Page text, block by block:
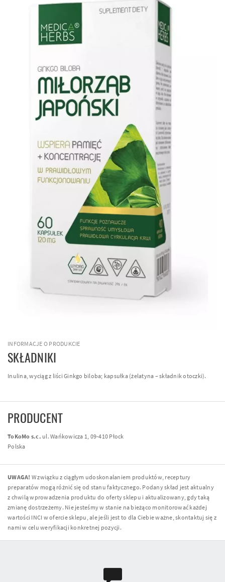
INFORMACJE O PRODUKCIE
SKŁADNIKI
Inulina, wyciąg z liści Ginkgo biloba; kapsułka (żelatyna – składnik otoczki).
PRODUCENT
ToKoMo s.c. ul. Wańkowicza 1, 09-410 Płock
Polska
UWAGA! W związku z ciągłym udoskonalaniem produktów, receptury
preparatów mogą różnić się od stanu faktycznego. Podany skład jest aktualny
z chwilą wprowadzenia produktu do oferty sklepu i aktualizowany, gdy taką
zmianę dostrzeżemy. Nie jesteśmy w stanie na bieżąco monitorować każdej
wartości INCI w ofercie sklepu, ale jeśli jest to dla Ciebie ważne, skontaktuj się z
nami w celu weryfikacji konkretnej pozycji.